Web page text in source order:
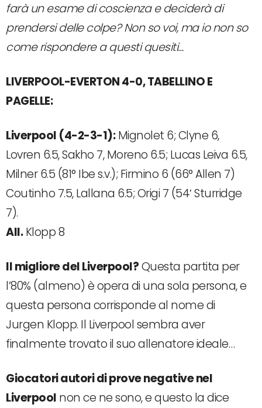
farà un esame di coscienza e deciderà di
prendersi delle colpe? Non so voi, ma io non so
come rispondere a questi quesiti…
LIVERPOOL-EVERTON 4-0, TABELLINO E
PAGELLE:
Liverpool (4-2-3-1):Mignolet 6; Clyne 6,
Lovren 6.5, Sakho 7, Moreno 6.5; Lucas Leiva 6.5,
Milner 6.5 (81° Ibe s.v.); Firmino 6 (66° Allen 7)
Coutinho 7.5, Lallana 6.5; Origi 7 (54′ Sturridge
7).
All.Klopp 8
Il migliore del Liverpool?Questa partita per
l’80% (almeno) è opera di una sola persona, e
questa persona corrisponde al nome di
Jurgen Klopp. Il Liverpool sembra aver
finalmente trovato il suo allenatore ideale…
Giocatori autori di prove negative nel
Liverpool non ce ne sono, e questo la dice